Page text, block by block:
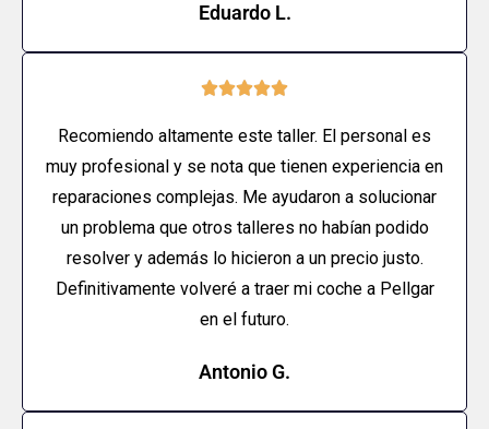
Eduardo L.

Recomiendo altamente este taller. El personal es
muy profesional y se nota que tienen experiencia en
reparaciones complejas. Me ayudaron a solucionar
un problema que otros talleres no habían podido
resolver y además lo hicieron a un precio justo.
Definitivamente volveré a traer mi coche a Pellgar
en el futuro.
Antonio G.